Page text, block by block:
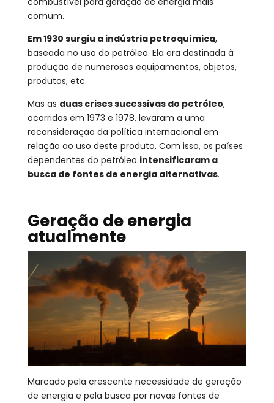
comum.
Em 1930 surgiu a indústria petroquímica,
baseada no uso do petróleo. Ela era destinada à
produção de numerosos equipamentos, objetos,
produtos, etc.
Mas as duas crises sucessivas do petróleo,
ocorridas em 1973 e 1978, levaram a uma
reconsideração da política internacional em
relação ao uso deste produto. Com isso, os países
dependentes do petróleo intensificaram a
busca de fontes de energia alternativas.
Geração de energia
atualmente
Marcado pela crescente necessidade de geração
de energia e pela busca por novas fontes de